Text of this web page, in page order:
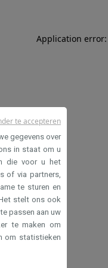
Application
gegevens over
in staat om u
die voor u het
of via partners,
te sturen en
stelt ons ook
passen aan uw
te maken om
om statistieken
te accepteren